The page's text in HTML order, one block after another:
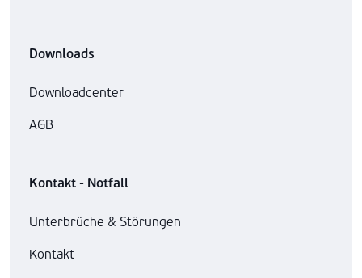
Downloads
Downloadcenter
AGB
Kontakt - Notfall
Unterbrüche & Störungen
Kontakt